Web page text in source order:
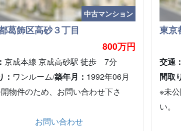
中古マンション
葛飾区高砂３丁目
800万円
京成本線 京成高砂駅 徒歩 7分
： ワンルーム/築年月： 1992年06月
物件のため、お問い合わせ下さ
お問い合わせ
東京
交通
間取
※未
い。